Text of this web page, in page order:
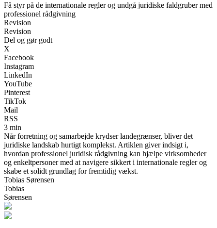
Få styr på de internationale regler og undgå juridiske faldgruber med
professionel rådgivning
Revision
Revision
Del og gør godt
X
Facebook
Instagram
LinkedIn
YouTube
Pinterest
TikTok
Mail
RSS
3 min
Når forretning og samarbejde krydser landegrænser, bliver det
juridiske landskab hurtigt komplekst. Artiklen giver indsigt i,
hvordan professionel juridisk rådgivning kan hjælpe virksomheder
og enkeltpersoner med at navigere sikkert i internationale regler og
skabe et solidt grundlag for fremtidig vækst.
Tobias Sørensen
Tobias
Sørensen